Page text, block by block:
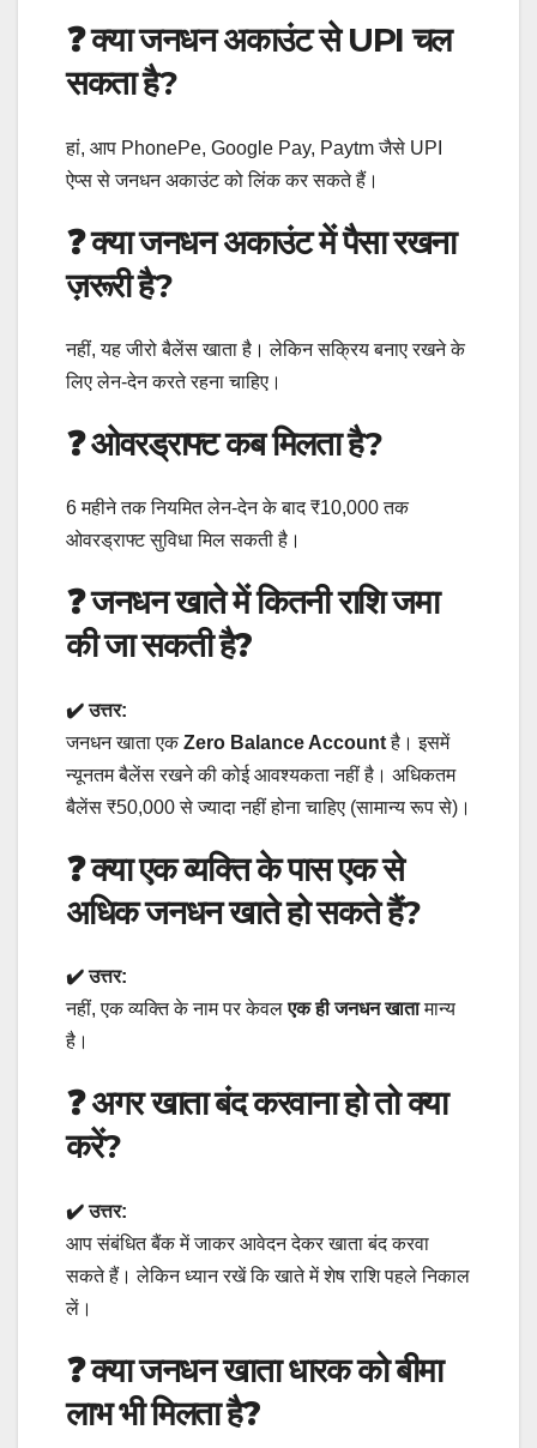
❓ क्या जनधन अकाउंट से UPI चल
सकता है?
हां, आप PhonePe, Google Pay, Paytm जैसे UPI
ऐप्स से जनधन अकाउंट को लिंक कर सकते हैं।
❓ क्या जनधन अकाउंट में पैसा रखना
ज़रूरी है?
नहीं, यह जीरो बैलेंस खाता है। लेकिन सक्रिय बनाए रखने के
लिए लेन-देन करते रहना चाहिए।
❓ ओवरड्राफ्ट कब मिलता है?
6 महीने तक नियमित लेन-देन के बाद ₹10,000 तक
ओवरड्राफ्ट सुविधा मिल सकती है।
❓जनधन खाते में कितनी राशि जमा
की जा सकती है?
✔️ उत्तर:
जनधन खाता एकZero Balance Accountहै। इसमें
न्यूनतम बैलेंस रखने की कोई आवश्यकता नहीं है। अधिकतम
बैलेंस ₹50,000 से ज्यादा नहीं होना चाहिए (सामान्य रूप से)।
❓ क्या एक व्यक्ति के पास एक से
अधिक जनधन खाते हो सकते हैं?
✔️ उत्तर:
नहीं, एक व्यक्ति के नाम पर केवलएक ही जनधन खातामान्य
है।
❓ अगर खाता बंद करवाना हो तो क्या
करें?
✔️ उत्तर:
आप संबंधित बैंक में जाकर आवेदन देकर खाता बंद करवा
सकते हैं। लेकिन ध्यान रखें कि खाते में शेष राशि पहले निकाल
लें।
❓क्या जनधन खाता धारक को बीमा
लाभ भी मिलता है?